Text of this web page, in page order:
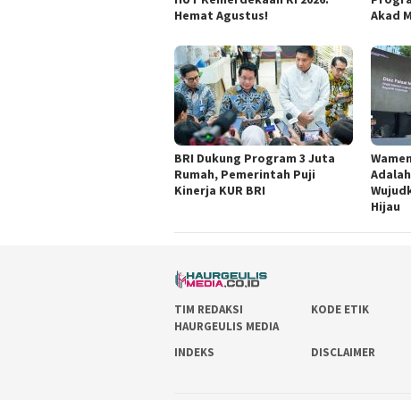
Hemat Agustus!
Akad
BRI Dukung Program 3 Juta
Rumah, Pemerintah Puji
Kinerja KUR BRI
Hijau
TIM REDAKSI
HAURGEULIS MEDIA
KODE ETIK
INDEKS DISCLAIMER